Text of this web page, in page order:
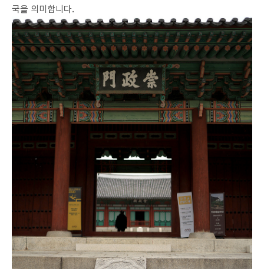
국을 의미합니다.